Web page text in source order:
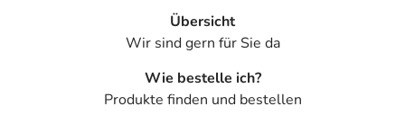
Übersicht
Wir sind gern für Sie da
Wie bestelle ich?
Produkte finden und bestellen